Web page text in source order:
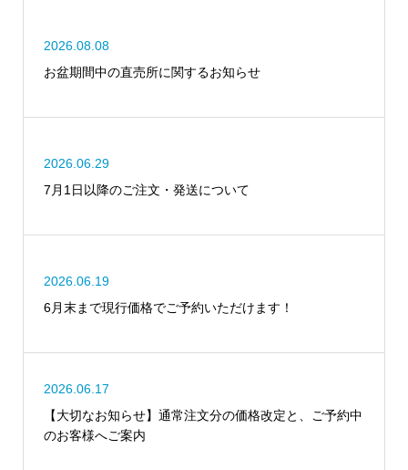
2026.08.08
お盆期間中の直売所に関するお知らせ
2026.06.29
7月1日以降のご注文・発送について
2026.06.19
6月末まで現行価格でご予約いただけます！
2026.06.17
【大切なお知らせ】通常注文分の価格改定と、ご予約中
のお客様へご案内